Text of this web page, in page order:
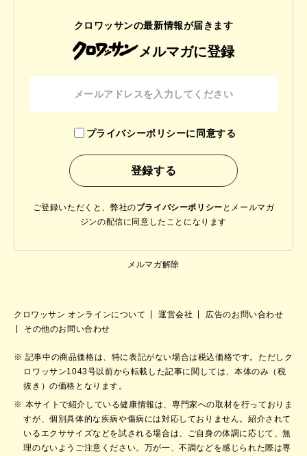
クロワッサンの最新情報が届きます
メルマガに登録
プライバシーポリシーに同意する
ご登録いただくと、弊社のプライバシーポリシー と メールマガ
ジンの配信に同意したことになります
メルマガ解除
クロワッサン オンラインについて 運営会社
広告のお問い合わせ
その他のお問い合わせ
記事中の商品価格は、特に表記がない場合は税込価格です。ただしク
ロワッサン1043号以前から転載した記事に関しては、本体のみ（税
抜き）の価格となります。
本サイトで紹介している健康情報は、専門家への取材を行っておりま
すが、個別具体的な疾病や傷病には対応しておりません。紹介されて
いるエクササイズなどを試される場合は、ご自身の体調に応じて、無
理のないようご注意ください。万が一、不調などを感じられた際は専